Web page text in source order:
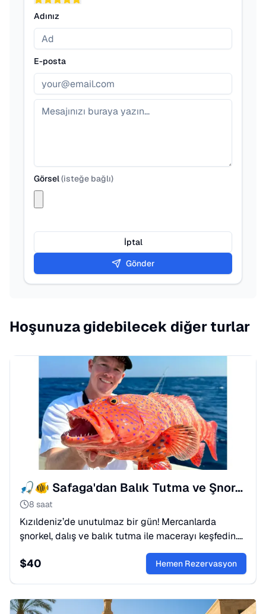
Adınız
E-posta
Görsel(isteğe bağlı)
İptal
Gönder
Hoşunuza gidebilecek diğer turlar
🎣🐠 Safaga'dan Balık Tutma ve Şnorkelli Dalış Tekne Turu
8 saat
Kızıldeniz’de unutulmaz bir gün! Mercanlarda
şnorkel, dalış ve balık tutma ile macerayı keşfedin.
Dinlendirici bir deniz turu için hemen yerinizi ayırtın.
$40 Hemen Rezervasyon